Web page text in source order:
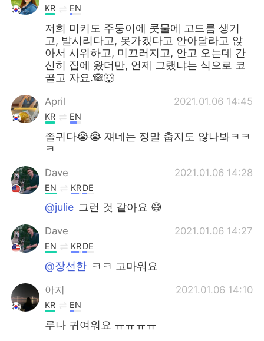
KR EN
저희 미키도 주둥이에 콧물에 고드름 생기
고, 발시리다고, 못가겠다고 안아달라고 앉
아서 시위하고, 미끄러지고, 안고 오는데 간
신히 집에 왔더만, 언제 그랬냐는 식으로 코
골고 자요.🙈🐺
April 2021.01.06 14:45
KR EN
졸귀다😭😭 쟤네는 정말 춥지도 않나봐ㅋㅋ
ㅋ
Dave 2021.01.06 14:28
EN KRDE
@julie 그런 것 같아요 😅
Dave 2021.01.06 14:27
EN KRDE
@장선한 ㅋㅋ 고마워요
아지 2021.01.06 14:10
KR EN
루나 귀여워요 ㅠㅠㅠㅠ